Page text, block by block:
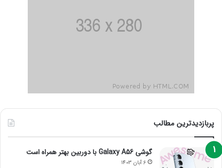
پربازدیدترین مطالب
گوشی Galaxy A56 با دوربین بهتر همراه است
6 آبان 1403